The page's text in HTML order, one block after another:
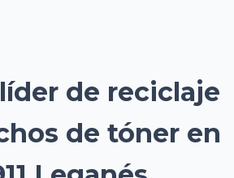
de reciclaje
de tóner en